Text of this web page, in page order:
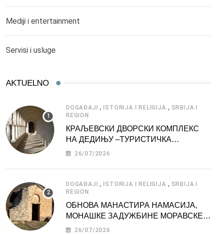
Mediji i entertainment
Servisi i usluge
AKTUELNO
DOGAĐAJI ,ISTORIJA I RELIGIJA , SRBIJA I
REGION
КРАЉЕВСКИ ДВОРСКИ КОМПЛЕКС
НА ДЕДИЊУ –ТУРИСТИЧКА
АТРАКЦИЈА
26/07/2026
DOGAĐAJI ,ISTORIJA I RELIGIJA , SRBIJA I
REGION
ОБНОВА МАНАСТИРА НАМАСИЈА,
МОНАШКЕ ЗАДУЖБИНЕ МОРАВСКЕ
СРБИЈЕ
26/07/2026